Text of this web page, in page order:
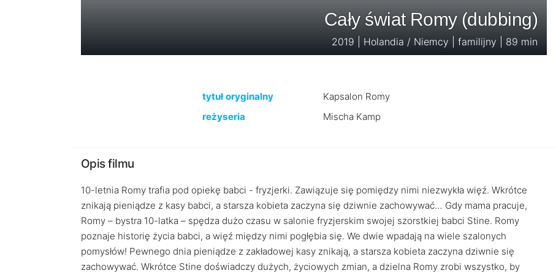
Cały świat Romy (dubbing)
2019 | Holandia / Niemcy | familijny | 89 min
tytuł oryginalny
Kapsalon Romy
reżyseria
Mischa Kamp
Opis filmu
10-letnia Romy trafia pod opiekę babci - fryzjerki. Zawiązuje się pomiędzy nimi niezwykła więź. Wkrótce
znikają pieniądze z kasy babci, a starsza kobieta zaczyna się dziwnie zachowywać… Gdy mama pracuje,
Romy – bystra 10-latka – spędza dużo czasu w salonie fryzjerskim swojej szorstkiej babci Stine. Romy
poznaje historię życia babci, a więź między nimi pogłębia się. We dwie wpadają na wiele szalonych
pomysłów! Pewnego dnia pieniądze z zakładowej kasy znikają, a starsza kobieta zaczyna dziwnie się
zachowywać. Wkrótce Stine doświadczy dużych, życiowych zmian, a dzielna Romy zrobi wszystko, by